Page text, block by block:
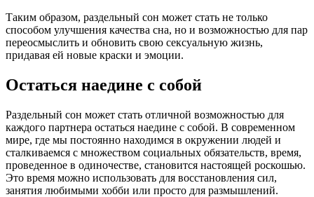
Таким образом, раздельный сон может стать не только
способом улучшения качества сна, но и возможностью для пар
переосмыслить и обновить свою сексуальную жизнь,
придавая ей новые краски и эмоции.
Остаться наедине с собой
Раздельный сон может стать отличной возможностью для
каждого партнера остаться наедине с собой. В современном
мире, где мы постоянно находимся в окружении людей и
сталкиваемся с множеством социальных обязательств, время,
проведенное в одиночестве, становится настоящей роскошью.
Это время можно использовать для восстановления сил,
занятия любимыми хобби или просто для размышлений.